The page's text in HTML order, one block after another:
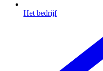
Het bedrijf